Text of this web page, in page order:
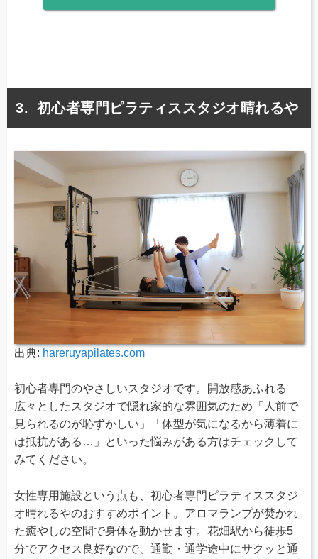
初心者専門ピラティススタジオ晴れるや
出典: hareruyapilates.com
初心者専門のやさしいスタジオです。開放感あふれる
広々としたスタジオで隠れ家的な雰囲気のため「人前で
見られるのが恥ずかしい」「体型が気になるから薄着に
は抵抗がある…」といった悩みがある方はチェックして
みてください。
女性専用施設という点も、初心者専門ピラティススタジ
オ晴れるやのおすすめポイント。アロマランプが焚かれ
た癒やしの空間で身体を動かせます。花畑駅から徒歩5
分でアクセス良好なので、通勤・通学途中にサクッと通